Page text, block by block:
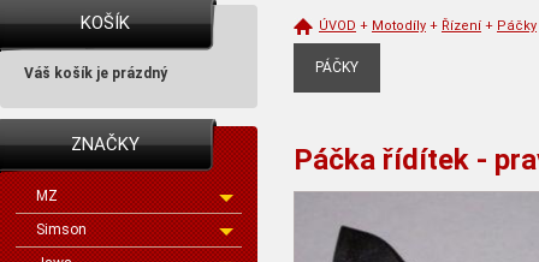
KOŠÍK
Váš košík je prázdný
ZNAČKY
MZ
Simson
ÚVOD + Motodíly + Řízení + Páčky
PÁČKY
Páčka řídítek -